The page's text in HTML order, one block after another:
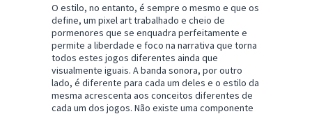
O estilo, no entanto, é sempre o mesmo e que os
define, um pixel art trabalhado e cheio de
pormenores que se enquadra perfeitamente e
permite a liberdade e foco na narrativa que torna
todos estes jogos diferentes ainda que
visualmente iguais. A banda sonora, por outro
lado, é diferente para cada um deles e o estilo da
mesma acrescenta aos conceitos diferentes de
cada um dos jogos. Não existe uma componente